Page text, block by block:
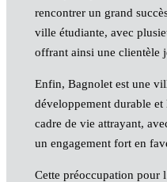
rencontrer un grand
ville étudiante, avec
offrant ainsi une clientèle
Enfin, Bagnolet est une
développement durable
cadre de vie attrayant,
un engagement fort en
Cette préoccupation pour